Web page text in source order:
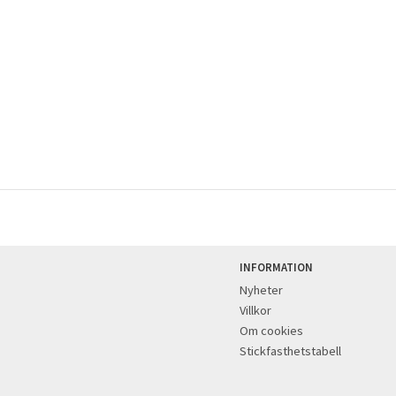
INFORMATION
Nyheter
Villkor
Om cookies
Stickfasthetstabell